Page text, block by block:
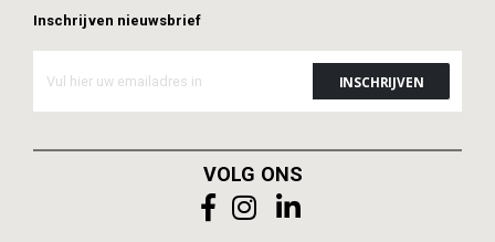
Inschrijven nieuwsbrief
VOLG ONS